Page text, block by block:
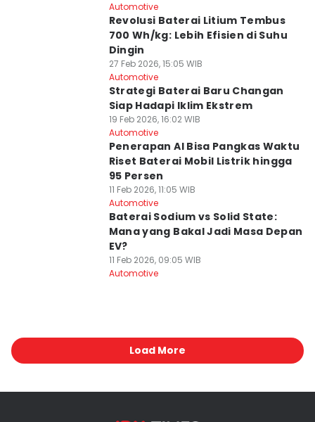
Automotive
Revolusi Baterai Litium Tembus
700 Wh/kg: Lebih Efisien di Suhu
Dingin
27 Feb 2026, 15:05 WIB
Automotive
Strategi Baterai Baru Changan
Siap Hadapi Iklim Ekstrem
19 Feb 2026, 16:02 WIB
Automotive
Penerapan AI Bisa Pangkas Waktu
Riset Baterai Mobil Listrik hingga
95 Persen
11 Feb 2026, 11:05 WIB
Automotive
Baterai Sodium vs Solid State:
Mana yang Bakal Jadi Masa Depan
EV?
11 Feb 2026, 09:05 WIB
Automotive
Load More